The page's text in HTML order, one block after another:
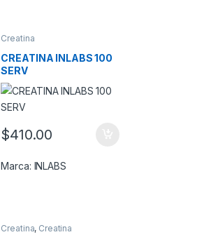
Creatina
CREATINA INLABS 100
SERV
$410.00
Marca: INLABS
Creatina, Creatina